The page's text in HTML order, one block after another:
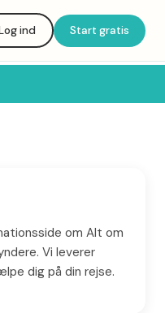
ind Start gratis
om Alt om
Vi leverer
dig på din rejse.